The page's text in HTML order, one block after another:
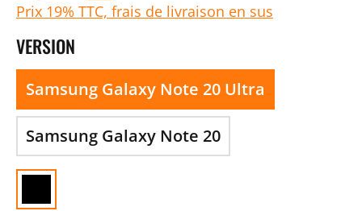
Prix 19% TTC, frais de livraison en sus
VERSION
Samsung Galaxy Note 20 Ultra
Samsung Galaxy Note 20